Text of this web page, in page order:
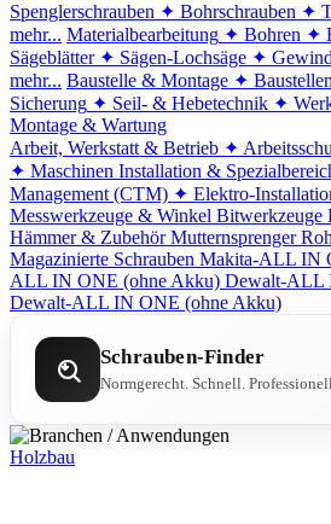
Spenglerschrauben ✦ Bohrschrauben ✦
mehr... Materialbearbeitung ✦ Bohren ✦
Sägeblätter ✦ Sägen-Lochsäge ✦
mehr... Baustelle & Montage ✦
Sicherung ✦ Seil- & Hebetechnik ✦
Montage & Wartung
Arbeit, Werkstatt & Betrieb ✦
✦ Maschinen Installation &
Management (CTM) ✦ Elektro-
Messwerkzeuge & Winkel Bitwerkzeuge
Hämmer & Zubehör Mutternsprenger
Magazinierte Schrauben Makita-ALL IN
ALL IN ONE (ohne Akku) Dewalt-ALL
Dewalt-ALL IN ONE (ohne Akku)
Schrauben-Finder
Normgerecht. Schnell.
Holzbau